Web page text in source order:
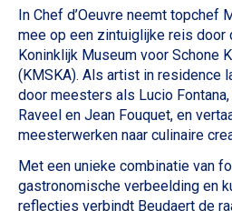
In Chef d’Oeuvre neemt topchef
mee op een zintuiglijke reis door
Koninklijk Museum voor Schone
(KMSKA). Als artist in residence
door meesters als Lucio
Raveel en Jean Fouquet, en
meesterwerken naar culinaire
Met een unieke combinatie van
gastronomische verbeelding en
reflecties verbindt Beudaert de